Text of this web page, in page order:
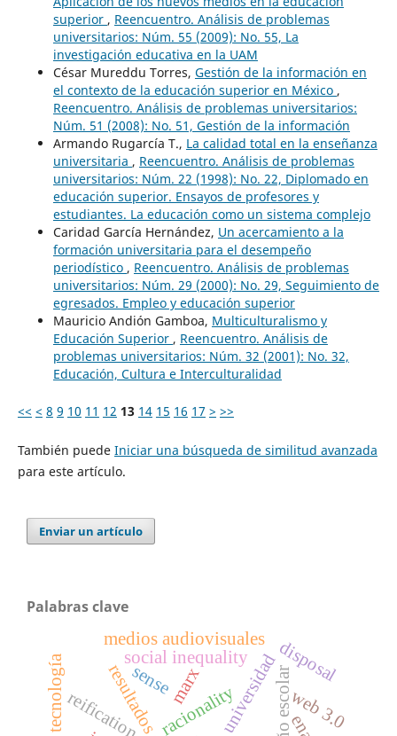
superior , Reencuentro. Análisis de problemas
universitarios: Núm. 55 (2009): No. 55, La
investigación educativa en la UAM
César Mureddu Torres, Gestión de la información en
el contexto de la educación superior en México ,
Reencuentro. Análisis de problemas universitarios:
Núm. 51 (2008): No. 51, Gestión de la información
Armando Rugarcía T., La calidad total en la enseñanza
universitaria , Reencuentro. Análisis de problemas
universitarios: Núm. 22 (1998): No. 22, Diplomado en
educación superior. Ensayos de profesores y
estudiantes. La educación como un sistema complejo
Caridad García Hernández, Un acercamiento a la
formación universitaria para el desempeño
periodístico , Reencuentro. Análisis de problemas
universitarios: Núm. 29 (2000): No. 29, Seguimiento de
egresados. Empleo y educación superior
Mauricio Andión Gamboa, Multiculturalismo y
Educación Superior , Reencuentro. Análisis de
problemas universitarios: Núm. 32 (2001): No. 32,
Educación, Cultura e Interculturalidad
<< < 8 9 10 11 12 13 14 15 16 17 > >>
También puede Iniciar una búsqueda de similitud avanzada
para este artículo.
Enviar un artículo
Palabras clave
universidad
social inequality
racionality
disposal
reification
marx
medios audiovisuales
web 3.0
sense